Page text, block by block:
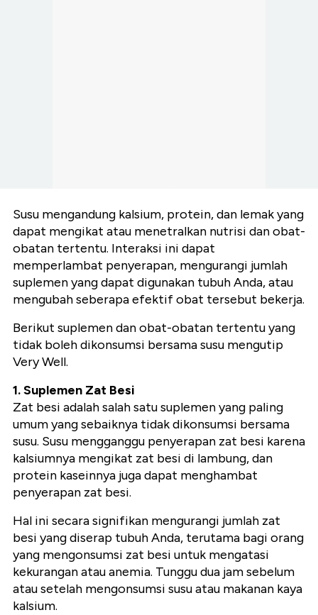
Susu mengandung kalsium, protein, dan lemak yang
dapat mengikat atau menetralkan nutrisi dan obat-
obatan tertentu. Interaksi ini dapat
memperlambat penyerapan, mengurangi jumlah
suplemen yang dapat digunakan tubuh Anda, atau
mengubah seberapa efektif obat tersebut bekerja.
Berikut suplemen dan obat-obatan tertentu yang
tidak boleh dikonsumsi bersama susu mengutip
Very Well.
1. Suplemen Zat Besi
Zat besi adalah salah satu suplemen yang paling
umum yang sebaiknya tidak dikonsumsi bersama
susu. Susu mengganggu penyerapan zat besi karena
kalsiumnya mengikat zat besi di lambung, dan
protein kaseinnya juga dapat menghambat
penyerapan zat besi.
Hal ini secara signifikan mengurangi jumlah zat
besi yang diserap tubuh Anda, terutama bagi orang
yang mengonsumsi zat besi untuk mengatasi
kekurangan atau anemia. Tunggu dua jam sebelum
atau setelah mengonsumsi susu atau makanan kaya
kalsium.